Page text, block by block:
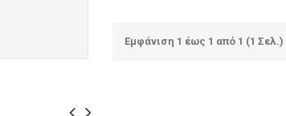
Εμφάνιση 1 έως 1 από 1 (1 Σελ.)